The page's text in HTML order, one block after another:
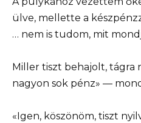
ülve, mellette a
… nem is tudom, mit
Miller tiszt behajolt, tágra
nagyon sok pénz» —
«Igen, köszönöm, tiszt